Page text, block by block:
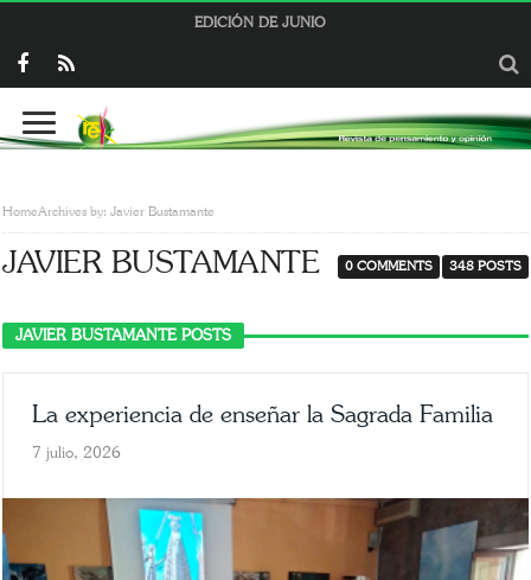
EDICIÓN DE JUNIO
HomeArchives by: Javier Bustamante
JAVIER BUSTAMANTE 348 POSTS
0 COMMENTS
JAVIER BUSTAMANTE POSTS
La experiencia de enseñar la Sagrada Familia
7 julio, 2026